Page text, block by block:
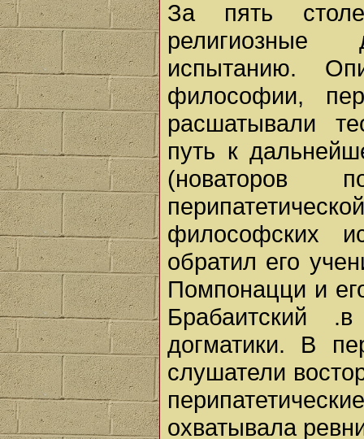
За пять
религиозные
испытанию.
философии,
расшатывали
путь к
(новаторов
философских
обратил его
Помпонацци и
Брабаитский
догматики. В
слушатели
охватывала